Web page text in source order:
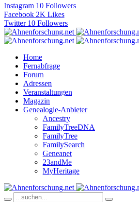
Instagram 10 Followers
Facebook 2K Likes
Twitter 10 Followers
Home
Fernabfrage
Forum
Adressen
Veranstaltungen
Magazin
Genealogie-Anbieter
Ancestry
FamilyTreeDNA
FamilyTree
FamilySearch
Geneanet
23andMe
MyHeritage